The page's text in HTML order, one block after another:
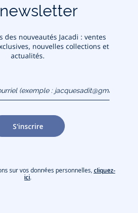
des nouveautés Jacadi : ventes
nouvelles collections et
actualités.
S'inscrire
sur vos données personnelles, cliquez-
ici.